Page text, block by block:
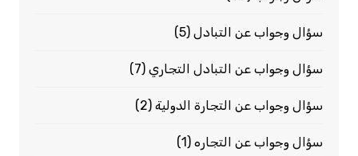
سؤال وجواب عن التبادل(5)
سؤال وجواب عن التبادل التجاري(7)
سؤال وجواب عن التجارة الدولية(2)
سؤال وجواب عن التجاره(1)